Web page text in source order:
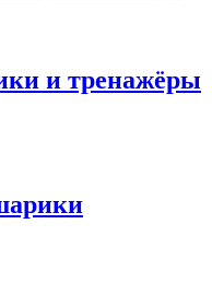
и тренажёры